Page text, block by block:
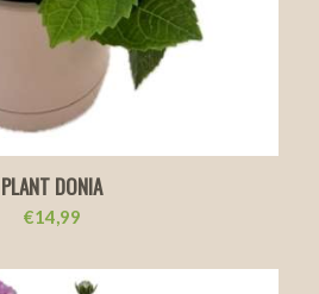
PLANT DONIA
€14,99